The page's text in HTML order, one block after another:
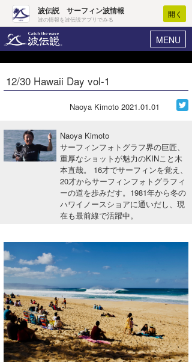
波伝説 サーフィン波情報
波の情報を波伝説アプリでみる
開く
MENU
ヘルプ マイホーム
ログイン
波情報･概況
WAVE HUNTER波予想ツール
会員メニュー
今月のプレゼント
12/30 Hawaii Day vol-1
Naoya Kimoto 2021.01.01
Naoya Kimoto
サーフィンフォトグラフ界の巨匠、
重厚なショットが魅力のKINこと木
本直哉。 16才でサーフィンを覚え、
20才からサーフィンフォトグラフィ
ーの道を歩みだす。1981年から冬の
ハワイノースショアに通いだし、現
在も最前線で活躍中。
Core Surf Japan
ファッション/グッズ
アート＆エンタメ
ショップ情報
湘南
千葉北
伊豆
千葉南
ウラナミ
お知らせ
その他
ルール＆How to
VOTE!